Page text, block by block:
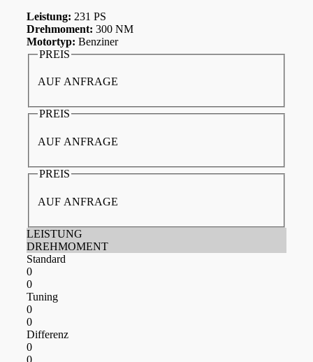
Leistung: 231 PS
Drehmoment: 300 NM
Motortyp: Benziner
PREIS
AUF ANFRAGE
PREIS
AUF ANFRAGE
PREIS
AUF ANFRAGE
LEISTUNG
DREHMOMENT
Standard
0
0
Tuning
0
0
Differenz
0
0